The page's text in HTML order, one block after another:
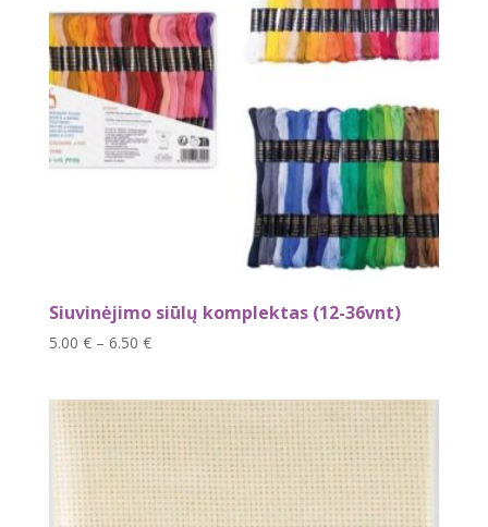
Siuvinėjimo siūlų komplektas (12-36vnt)
5.00 € – 6.50 €Price
through
6.50 €